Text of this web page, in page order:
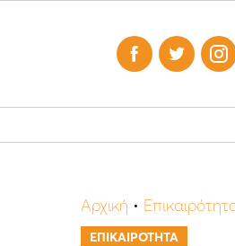
  
Αρχική •
ΕΠΙΚΑΙΡΟΤΗΤΑ